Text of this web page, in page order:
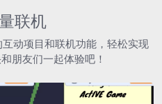
联机
动项目和联机功能，轻松实现
朋友们一起体验吧！